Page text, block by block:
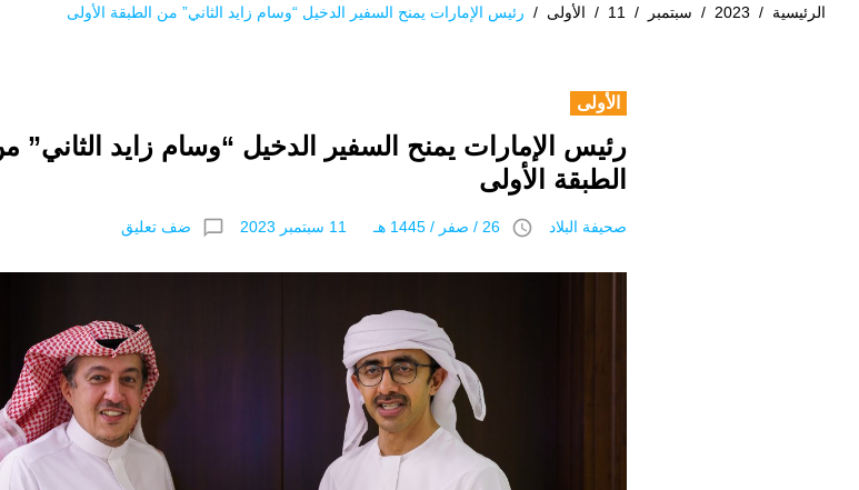
الرئيسية /
2023
/ سبتمبر /
11
/ الأولى / رئيس الإمارات يمنح السفير الدخيل “وسام زايد الثاني” من الطبقة الأولى
الأولى
رئيس الإمارات يمنح السفير الدخيل “وسام زايد الثاني”
الطبقة الأولى
صحيفة البلاد access_time 26 / صفر / 1445 هـ 11 سبتمبر 2023 chat_bubble_outline ضف تعليق